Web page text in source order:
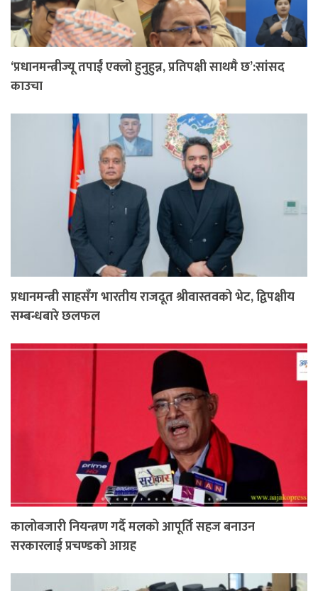
‘प्रधानमन्त्रीज्यू तपाईं एक्लो हुनुहुन्न, प्रतिपक्षी साथमै छ’:सांसद
काउचा
प्रधानमन्त्री साहसँग भारतीय राजदूत श्रीवास्तवको भेट, द्विपक्षीय
सम्बन्धबारे छलफल
कालोबजारी नियन्त्रण गर्दै मलको आपूर्ति सहज बनाउन
सरकारलाई प्रचण्डको आग्रह